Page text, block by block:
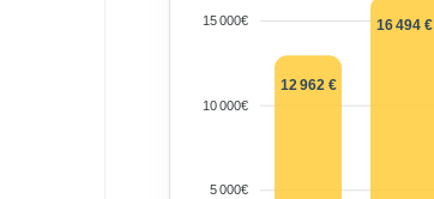
15 000€
10 000€
5 000€
12 962 €
16 494 €